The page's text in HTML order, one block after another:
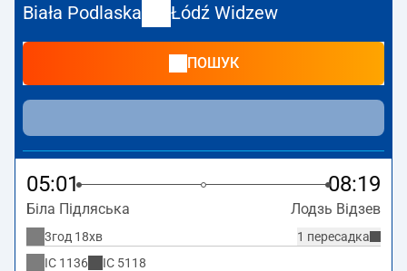
Podlaska
–Łódź Widzewкурсують також інші потяги:
пропонують нижчу ціну квитка і зазвичай довший час
Widzew.
Biała Podlaska Łódź Widzew
ПОШУК
05:01 08:19
Біла Підляська Лодзь Відзев
1 пересадка
3год 18хв
IC 1136 IC 5118